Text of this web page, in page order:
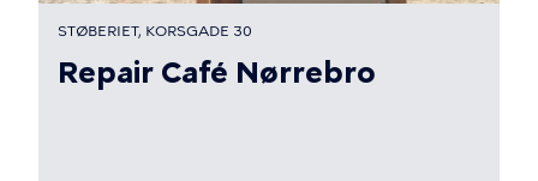
STØBERIET, KORSGADE 30
Repair Café Nørrebro